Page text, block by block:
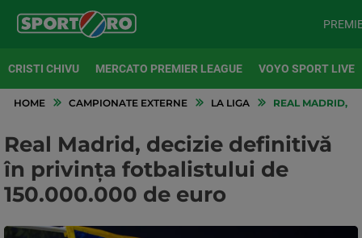
CRISTI CHIVU MERCATO PREMIER LEAGUE VOYO SPORT LIVE
HOME CAMPIONATE EXTERNE LA LIGA REAL MADRID,
Real Madrid, decizie definitivă
în privința fotbalistului de
150.000.000 de euro